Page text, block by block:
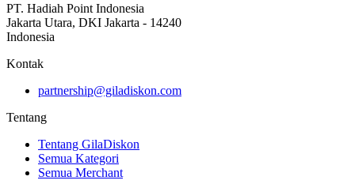
PT. Hadiah Point Indonesia
Jakarta Utara, DKI Jakarta - 14240
Indonesia
Kontak
partnership@giladiskon.com
Tentang
Tentang GilaDiskon
Semua Kategori
Semua Merchant